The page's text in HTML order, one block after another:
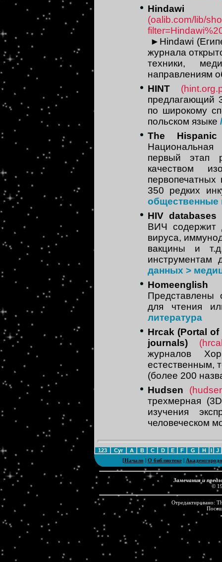
Hindawi
(oalib.com/lib/
► Hindawi
журнала
техники,
направлениям
HINT
предлагающий
по широкому
польском языке
The
первый этап
качеством
350 редких
общественные
HIV databases
ВИЧ содержит
вируса,
вакцины и
данных >
Homeenglish
Представлены
для чтения
литература
Hrcak (Portal
journals)
журналов
естественным,
(более 200
Hudsen
трехмерная
изучения
человеческом
123 Cyr A B C D E F G H I
J
[Начало | О библиотеке|
Замечания и
©
Отредактировано: